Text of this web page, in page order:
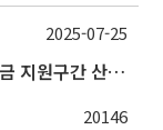
[장학금 신청자 필독] 한국장학재단 학자금 지원구간 산정 권고
20146
2025-07-25